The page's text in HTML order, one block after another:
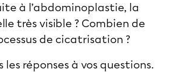
à l’abdominoplastie, la
très visible ? Combien de
de cicatrisation ?
réponses à vos questions.